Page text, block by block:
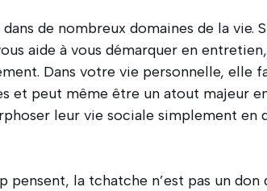
de nombreux domaines de la vie.
aide à vous démarquer en
Dans votre vie personnelle, elle
et peut même être un atout majeur
leur vie sociale simplement en
la tchatche n’est pas un don